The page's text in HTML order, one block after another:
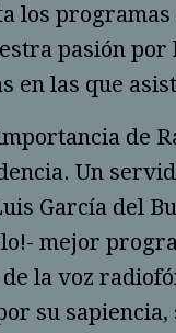
los
pasión por
en las que
de
Un
García del
mejor
la voz
su